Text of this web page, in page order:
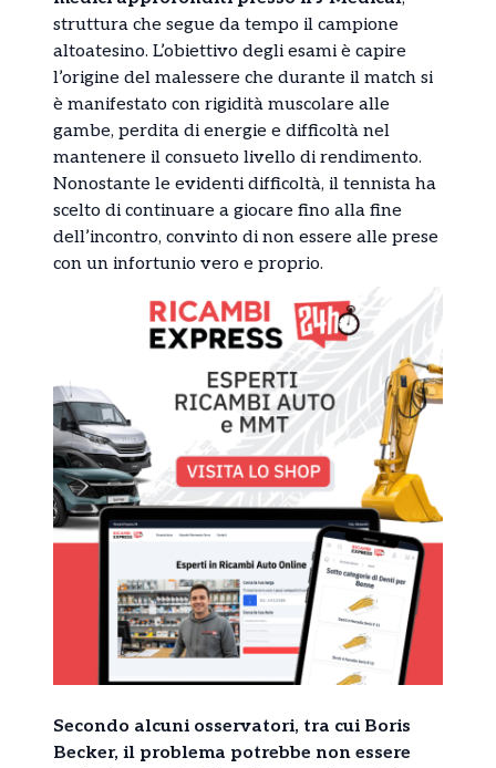
struttura che segue da tempo il campione
altoatesino. L’obiettivo degli esami è capire
l’origine del malessere che durante il match si
è manifestato con rigidità muscolare alle
gambe, perdita di energie e difficoltà nel
mantenere il consueto livello di rendimento.
Nonostante le evidenti difficoltà, il tennista ha
scelto di continuare a giocare fino alla fine
dell’incontro, convinto di non essere alle prese
con un infortunio vero e proprio.
Secondo alcuni osservatori, tra cui Boris
Becker, il problema potrebbe non essere